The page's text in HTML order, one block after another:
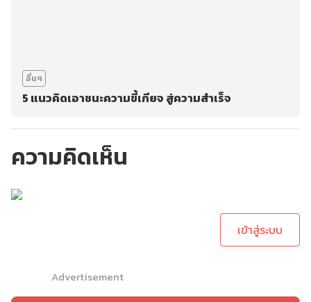
อื่นๆ
5 แนวคิดเอาชนะความขี้เกียจ สู่ความสำเร็จ
ความคิดเห็น
เข้าสู่ระบบ
Advertisement